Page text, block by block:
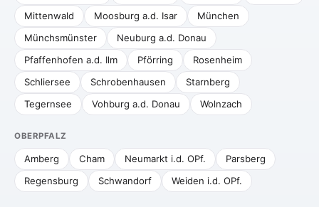
Mittenwald
Moosburg a.d. Isar
München
Münchsmünster
Neuburg a.d. Donau
Pfaffenhofen a.d. Ilm
Pförring
Rosenheim
Schliersee
Schrobenhausen
Starnberg
Tegernsee
Vohburg a.d. Donau Wolnzach
OBERPFALZ
Amberg Cham Neumarkt i.d. OPf.
Parsberg
Regensburg
Schwandorf Weiden i.d. OPf.